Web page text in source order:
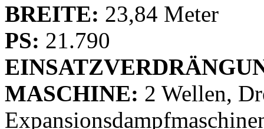
BREITE: 23,84 Meter
PS: 21.790
MASCHINE: 2 Wellen,